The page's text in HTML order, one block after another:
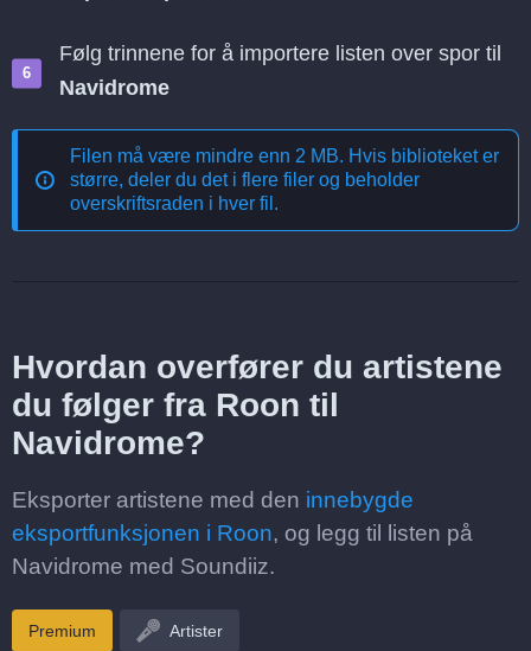
Følg trinnene for å importere listen over spor til
Navidrome
Filen må være mindre enn 2 MB. Hvis biblioteket er
større, deler du det i flere filer og beholder
overskriftsraden i hver fil.
Hvordan overfører du artistene
du følger fra Roon til
Navidrome?
Eksporter artistene med den innebygde
eksportfunksjonen i Roon, og legg til listen på
Navidrome med Soundiiz.
Premium Artister